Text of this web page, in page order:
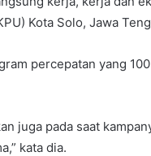
Kota Solo, Jawa
percepatan yang
juga pada saat
kata dia.